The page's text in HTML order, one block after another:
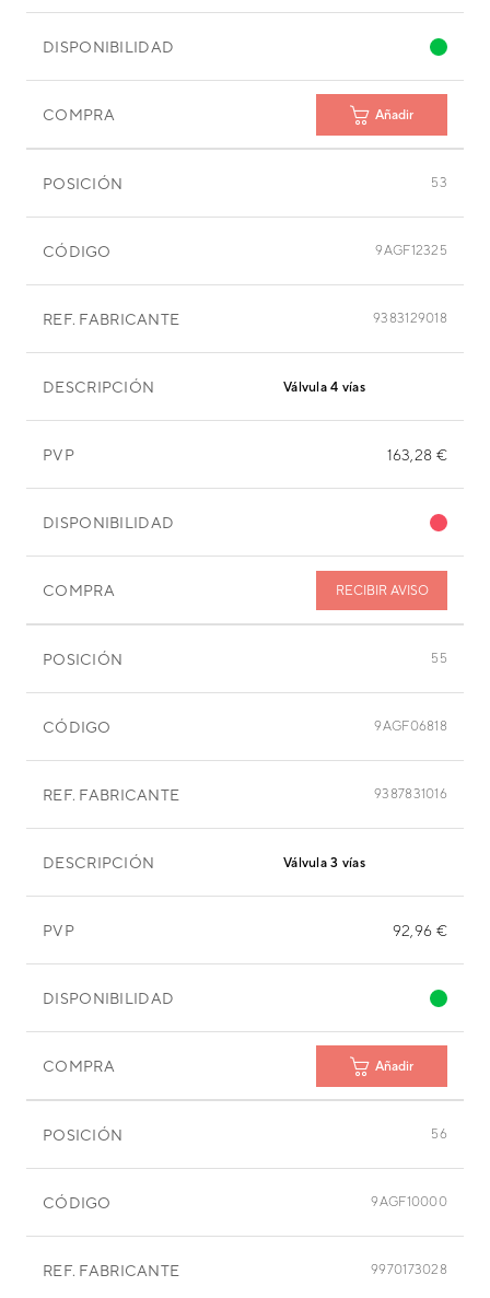
DISPONIBILIDAD
COMPRA Añadir
POSICIÓN 53
CÓDIGO 9AGF12325
REF. FABRICANTE 9383129018
DESCRIPCIÓN Válvula 4 vías
PVP 163,28 €
DISPONIBILIDAD
COMPRA RECIBIR AVISO
POSICIÓN 55
CÓDIGO 9AGF06818
REF. FABRICANTE 9387831016
DESCRIPCIÓN Válvula 3 vías
PVP 92,96 €
DISPONIBILIDAD
COMPRA Añadir
POSICIÓN 56
CÓDIGO 9AGF10000
REF. FABRICANTE 9970173028